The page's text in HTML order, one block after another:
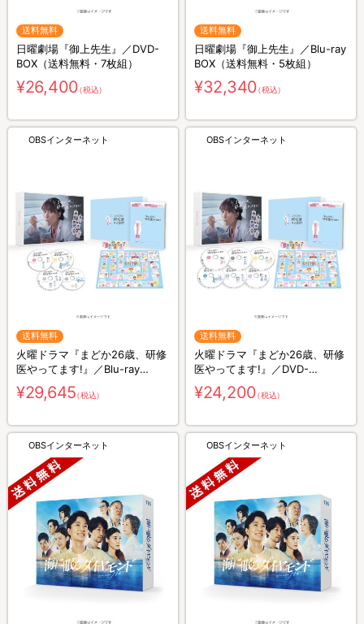
送料無料
日曜劇場『御上先生』／DVD-
BOX（送料無料・7枚組）
¥26,400（税込）
送料無料
日曜劇場『御上先生』／Blu-ray
BOX（送料無料・5枚組）
¥32,340（税込）
OBSインターネット
送料無料
火曜ドラマ『まどか26歳、研修
医やってます!』／Blu-ray
BOX（送料無料・4枚組）
¥29,645（税込）
OBSインターネット
送料無料
火曜ドラマ『まどか26歳、研修
医やってます!』／DVD-
BOX（送料無料・6枚組）
¥24,200（税込）
OBSインターネット OBSインターネット